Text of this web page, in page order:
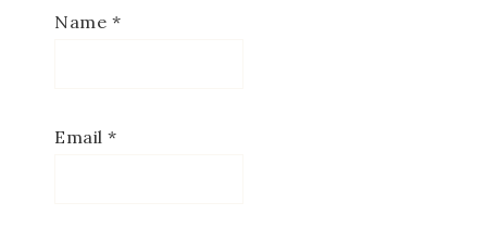
Name *
Email *